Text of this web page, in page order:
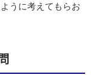
うに考えてもらお